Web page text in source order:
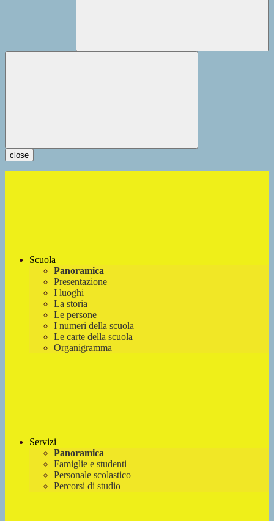
close
Scuola
Panoramica
Presentazione
I luoghi
La storia
Le persone
I numeri della scuola
Le carte della scuola
Organigramma
Servizi
Panoramica
Famiglie e studenti
Personale scolastico
Percorsi di studio